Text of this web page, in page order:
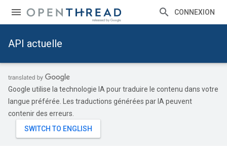
CONNEXION
API actuelle
Google utilise la technologie IA pour traduire le contenu dans votre
langue préférée. Les traductions générées par IA peuvent
contenir des erreurs.